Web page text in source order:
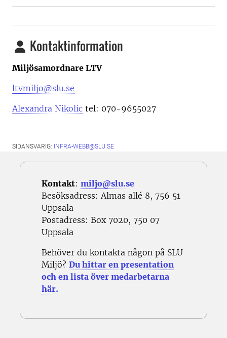
Kontaktinformation
Miljösamordnare LTV
ltvmiljo@slu.se
Alexandra Nikolic tel: 070-9655027
SIDANSVARIG: INFRA-WEBB@SLU.SE
Kontakt: miljo@slu.se
Besöksadress: Almas allé 8, 756 51
Uppsala
Postadress: Box 7020, 750 07
Uppsala
Behöver du kontakta någon på SLU
Miljö? Du hittar en presentation
och en lista över medarbetarna
här.